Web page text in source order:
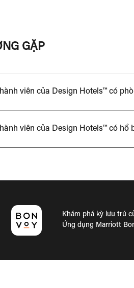
GẶP
viên của Design Hotels™ có
viên của Design Hotels™ có hồ
Khám phá kỳ lưu trú
Ứng dụng Marriott